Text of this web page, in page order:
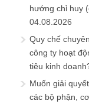
hướng chỉ huy
04.08.2026
Quy chế
công ty hoạt
tiêu kinh
Muốn giải
các bộ phận,